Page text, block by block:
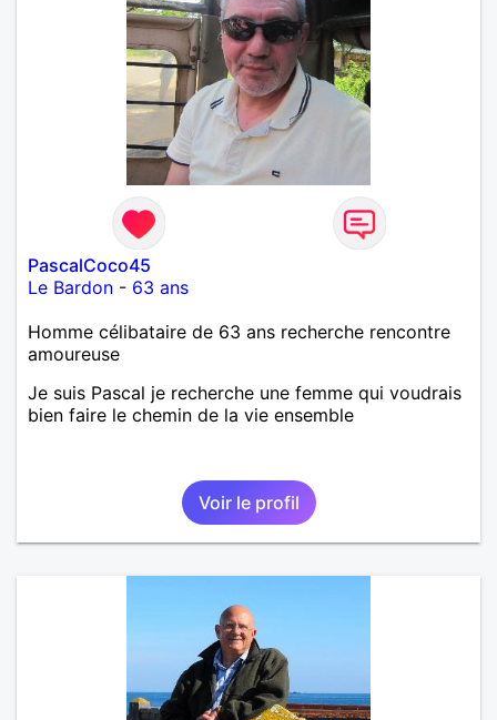
PascalCoco45
Le Bardon - 63 ans
Homme célibataire de 63 ans recherche rencontre
amoureuse
Je suis Pascal je recherche une femme qui voudrais
bien faire le chemin de la vie ensemble
Voir le profil